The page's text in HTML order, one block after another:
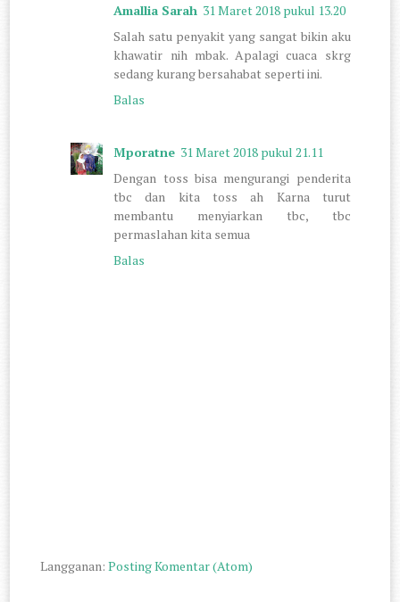
Amallia Sarah 31 Maret 2018 pukul 13.20
Salah satu penyakit yang sangat bikin aku
khawatir nih mbak. Apalagi cuaca skrg
sedang kurang bersahabat seperti ini.
Balas
Mporatne 31 Maret 2018 pukul 21.11
Dengan toss bisa mengurangi penderita
tbc dan kita toss ah Karna turut
membantu menyiarkan tbc, tbc
permaslahan kita semua
Balas
Langganan:Posting Komentar (Atom)